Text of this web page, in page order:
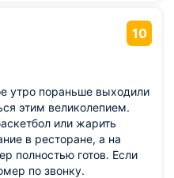
10
утро пораньше выходили
этим великолепием.
или жарить
в ресторане, а на
полностью готов. Если
по звонку.